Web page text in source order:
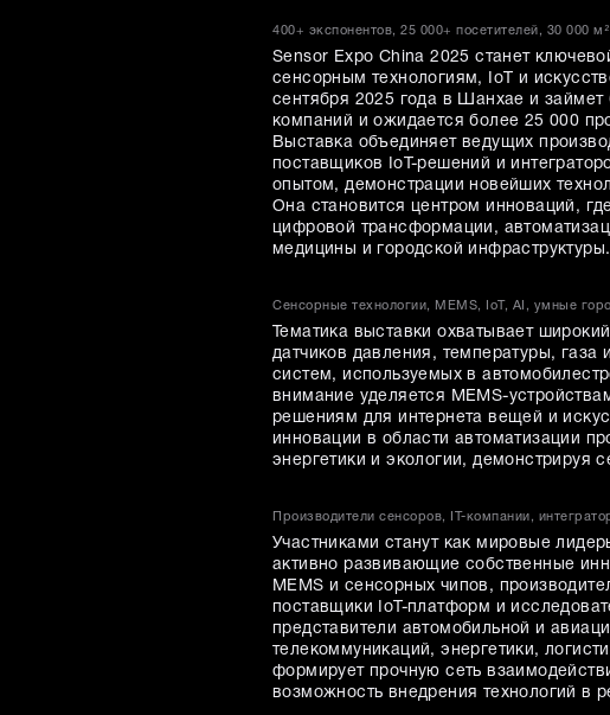
400+ экспонентов, 25 000+ посетителей, 30 000
Sensor Expo China 2025 станет
сенсорным технологиям, IoT и
сентября 2025 года в Шанхае и
компаний и ожидается более 25 000
Выставка объединяет ведущих
поставщиков IoT-решений и
опытом, демонстрации новейших
Она становится центром инноваций,
цифровой трансформации,
медицины и городской инфраструктуры.
Сенсорные технологии, MEMS, IoT, AI, умные
Тематика выставки охватывает
датчиков давления, температуры,
систем, используемых в
внимание уделяется MEMS-
решениям для интернета вещей и
инновации в области автоматизации
энергетики и экологии, демонстрируя
Производители сенсоров, IT-компании,
Участниками станут как мировые
активно развивающие собственные
MEMS и сенсорных чипов,
поставщики IoT-платформ и
представители автомобильной и
телекоммуникаций, энергетики,
формирует прочную сеть
возможность внедрения технологий в